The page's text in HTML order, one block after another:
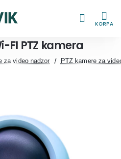
KORPA
FI PTZ kamera
za video nadzor PTZ kamere za